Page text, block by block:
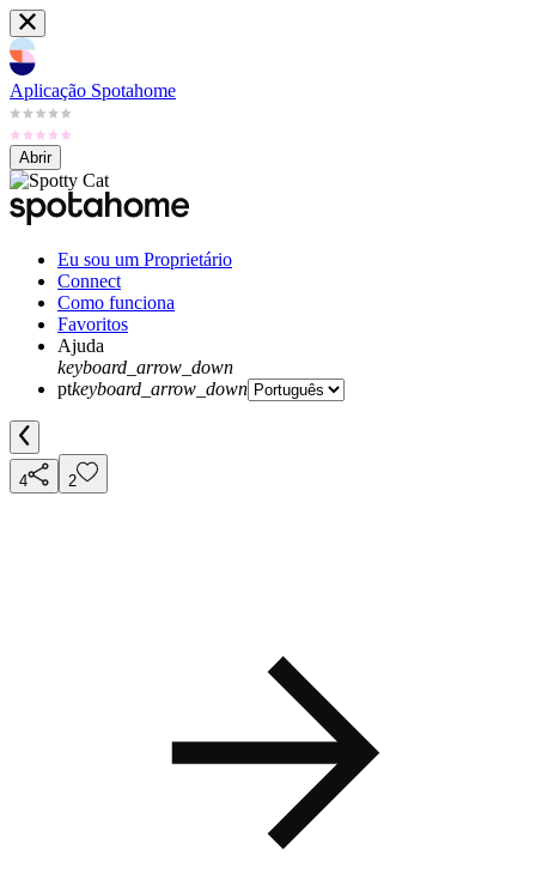
Aplicação Spotahome
Abrir
Eu sou um Proprietário
Connect
Como funciona
Favoritos
Ajuda
keyboard_arrow_down
ptkeyboard_arrow_down
4 2